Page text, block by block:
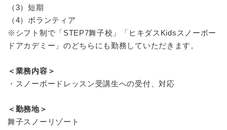
（3）短期
（4）ボランティア
※シフト制で「STEP7舞子校」「ヒキダスKidsスノーボー
ドアカデミー」のどちらにも勤務していただきます。
＜業務内容＞
・スノーボードレッスン受講生への受付、対応
＜勤務地＞
舞子スノーリゾート